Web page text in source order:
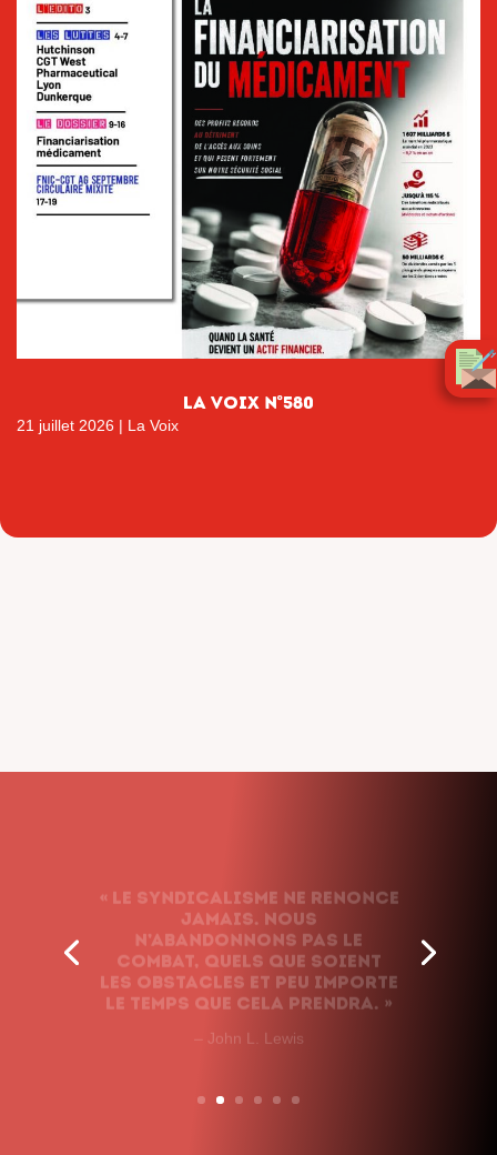
la Voix n°580
21 juillet 2026 | La Voix
jamais. Nous
n’abandonnons pas le
combat, quels que soient
les obstacles et peu importe
le temps que cela prendra. »